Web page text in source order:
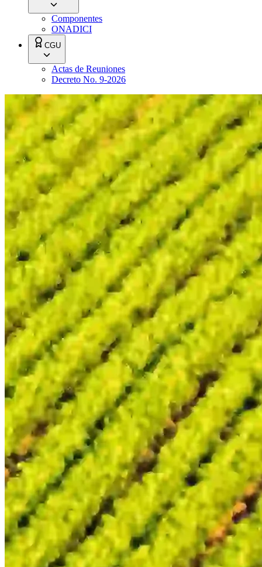
Componentes
ONADICI
CGU
Actas de Reuniones
Decreto No. 9-2026